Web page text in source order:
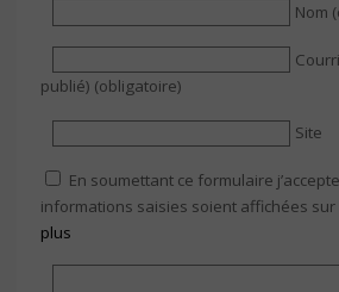
Nom
publié) (obligatoire)
Site
En soumettant ce formulaire
informations saisies soient affichées sur
plus